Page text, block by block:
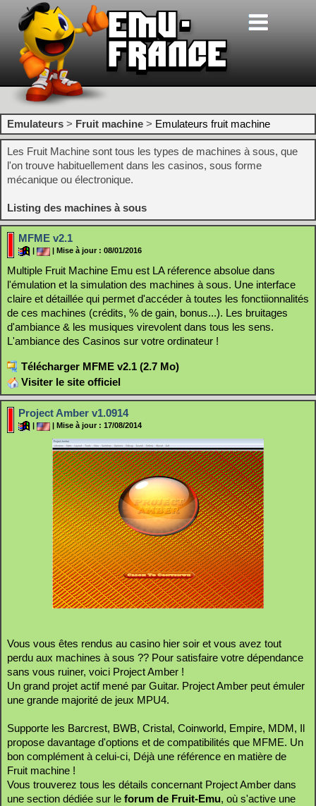
Emulateurs > Fruit machine > Emulateurs fruit machine
Les Fruit Machine sont tous les types de machines à sous, que
l'on trouve habituellement dans les casinos, sous forme
mécanique ou électronique.
Listing des machines à sous
MFME v2.1
| Mise à jour : 08/01/2016
Multiple Fruit Machine Emu est LA réference absolue dans
l'émulation et la simulation des machines à sous. Une interface
claire et détaillée qui permet d'accéder à toutes les fonctiionnalités
de ces machines (crédits, % de gain, bonus...). Les bruitages
d'ambiance & les musiques virevolent dans tous les sens.
L'ambiance des Casinos sur votre ordinateur !
Télécharger MFME v2.1 (2.7 Mo)
Visiter le site officiel
Project Amber v1.0914
| Mise à jour : 17/08/2014
Vous vous êtes rendus au casino hier soir et vous avez tout
perdu aux machines à sous ?? Pour satisfaire votre dépendance
sans vous ruiner, voici Project Amber !
Un grand projet actif mené par Guitar. Project Amber peut émuler
une grande majorité de jeux MPU4.
Supporte les Barcrest, BWB, Cristal, Coinworld, Empire, MDM, Il
propose davantage d'options et de compatibilités que MFME. Un
bon complément à celui-ci, Déjà une référence en matière de
Fruit machine !
Vous trouverez tous les détails concernant Project Amber dans
une section dédiée sur le forum de Fruit-Emu, où s'active une